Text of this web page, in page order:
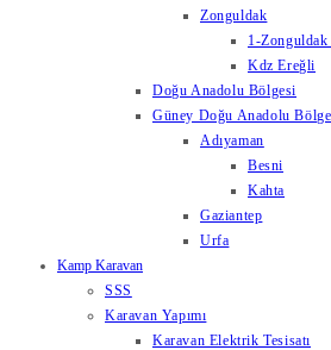
Zonguldak
1-
Kdz Ereğli
Doğu Anadolu Bölgesi
Güney Doğu Anadolu
Adıyaman
Besni
Kahta
Gaziantep
Urfa
Kamp Karavan
SSS
Karavan Yapımı
Karavan Elektrik Tesisatı